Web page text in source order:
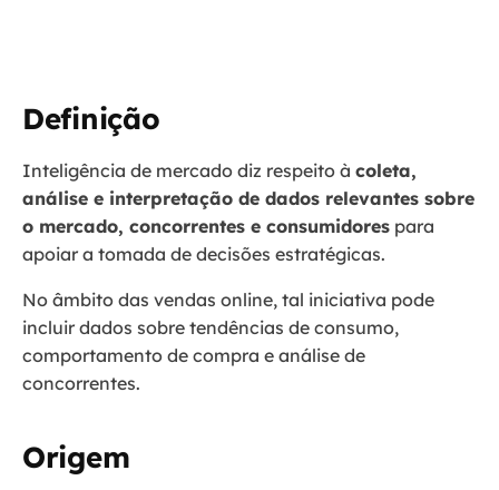
Definição
Inteligência de mercado diz respeito à coleta,
análise e interpretação de dados relevantes sobre
o mercado, concorrentes e consumidores para
apoiar a tomada de decisões estratégicas.
No âmbito das vendas online, tal iniciativa pode
incluir dados sobre tendências de consumo,
comportamento de compra e análise de
concorrentes.
Origem